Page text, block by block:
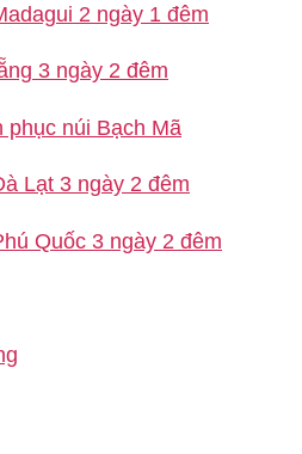
2 ngày 1 đêm
3 ngày 2 đêm
phục núi Bạch Mã
Lạt 3 ngày 2 đêm
Quốc 3 ngày 2 đêm